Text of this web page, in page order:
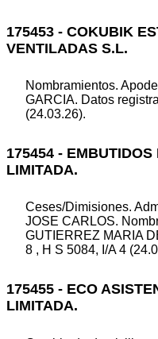
175453 - COKUBIK
VENTILADAS S.L.
Nombramientos.
GARCIA. Datos
(24.03.26).
175454 -
LIMITADA.
Ceses/Dimisiones.
JOSE CARLOS.
GUTIERREZ MARIA
8 , H S 5084, I/A 4
175455 - ECO
LIMITADA.